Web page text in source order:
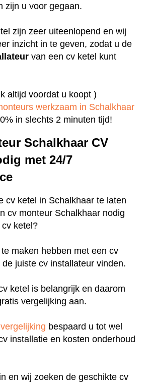
zijn u voor gegaan.
zijn zeer uiteenlopend en wij
inzicht in te geven, zodat u de
van een cv ketel kunt
altijd voordat u koopt )
werkzaam in Schalkhaar
in slechts 2 minuten tijd!
Schalkhaar CV
met 24/7
cv ketel in Schalkhaar te laten
cv monteur Schalkhaar nodig
ketel?
maken hebben met een cv
juiste cv installateur vinden.
ketel is belangrijk en daarom
vergelijking aan.
bespaard u tot wel
installatie en kosten onderhoud
en wij zoeken de geschikte cv